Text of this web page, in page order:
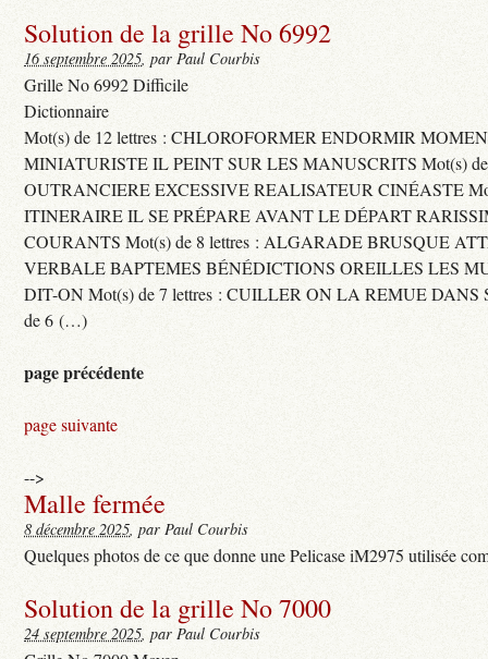
Solution de la grille No 6992
16 septembre 2025, par Paul Courbis
Grille No 6992 Difficile
Dictionnaire
Mot(s) de 12 lettres : CHLOROFORMER ENDORMIR
MINIATURISTE IL PEINT SUR LES MANUSCRITS Mot(s) de
OUTRANCIERE EXCESSIVE REALISATEUR CINÉASTE
ITINERAIRE IL SE PRÉPARE AVANT LE DÉPART
COURANTS Mot(s) de 8 lettres : ALGARADE BRUSQUE
VERBALE BAPTEMES BÉNÉDICTIONS OREILLES LES
DIT-ON Mot(s) de 7 lettres : CUILLER ON LA REMUE DANS
de 6 (…)
page précédente
page suivante
-->
Malle fermée
8 décembre 2025, par Paul Courbis
Quelques photos de ce que donne une Pelicase iM2975 utilisée
Solution de la grille No 7000
24 septembre 2025, par Paul Courbis